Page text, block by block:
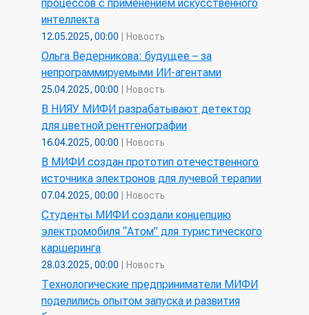
процессов с применением искусственного
интеллекта
12.05.2025, 00:00 Новость
Ольга Ведерникова: будущее – за
непрограммируемыми ИИ-агентами
25.04.2025, 00:00 Новость
В НИЯУ МИФИ разрабатывают детектор
для цветной рентгенографии
16.04.2025, 00:00 Новость
В МИФИ создан прототип отечественного
источника электронов для лучевой терапии
07.04.2025, 00:00 Новость
Студенты МИФИ создали концепцию
электромобиля “Атом” для туристического
каршеринга
28.03.2025, 00:00 Новость
Технологические предприниматели МИФИ
поделились опытом запуска и развития